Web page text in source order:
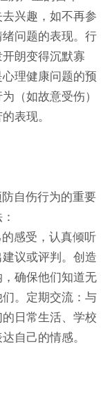
兴趣，如不再参
问题的表现。行
朗变得沉默寡
理健康问题的预
（如故意受伤）
表现。
自伤行为的重要
感受，认真倾听
议或评判。创造
确保他们知道无
。定期交流：与
日常生活、学校
自己的情感。